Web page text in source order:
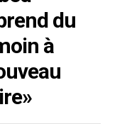
du
à